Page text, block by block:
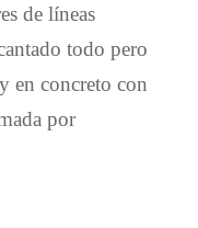
de líneas
todo pero
en concreto con
por